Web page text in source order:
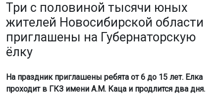
Три с половиной тысячи юных
жителей Новосибирской области
приглашены на Губернаторскую
ёлку
На праздник приглашены ребята от 6 до 15 лет. Елка
проходит в ГКЗ имени А.М. Каца и продлится два дня.